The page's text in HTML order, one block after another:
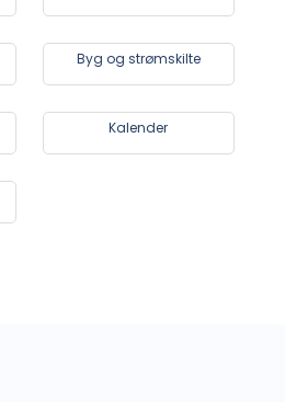
Byg og strømskilte
Kalender